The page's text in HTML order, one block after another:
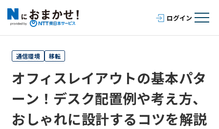
通信環境 移転
オフィスレイアウトの基本パタ
ーン！デスク配置例や考え方、
おしゃれに設計するコツを解説